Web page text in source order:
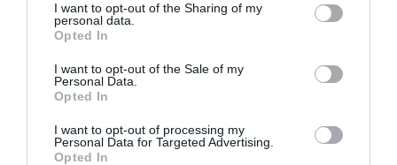
I want to opt-out of the Sharing of my
personal data.
Opted In
I want to opt-out of the Sale of my
Personal Data.
Opted In
I want to opt-out of processing my
Personal Data for Targeted Advertising.
Opted In
onde não existem limites de género, expectativas
comerciais ou fórmulas pré-definidas. Essa
abertura permitiu-lhe construir uma identidade
musical mais autêntica, onde a experimentação
surge como ponto de partida e não como exceção.
Nota-se que há aqui um som híbrido, que tanto
pode ser agressivo aos ouvidos, como pode ser